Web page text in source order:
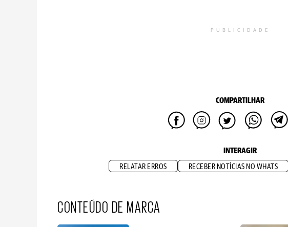
PUBLICIDADE
COMPARTILHAR
INTERAGIR
RELATAR ERROS RECEBER NOTÍCIAS NO WHATS
CONTEÚDO DE MARCA